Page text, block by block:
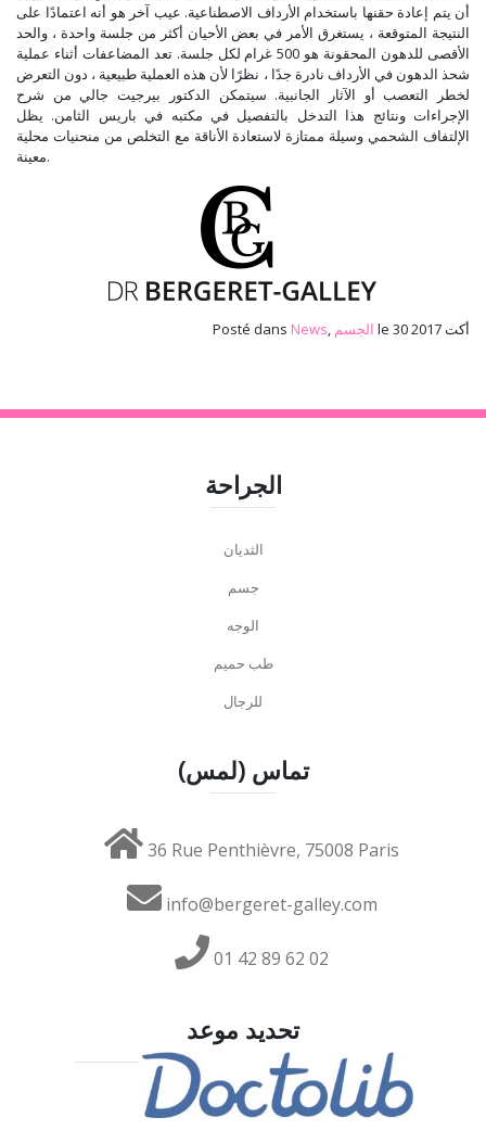
أن يتم إعادة حقنها باستخدام الأرداف الاصطناعية. عيب آخر هو أنه اعتمادًا على
النتيجة المتوقعة ، يستغرق الأمر في بعض الأحيان أكثر من جلسة واحدة ، والحد
الأقصى للدهون المحقونة هو 500 غرام لكل جلسة. تعد المضاعفات أثناء عملية
شحذ الدهون في الأرداف نادرة جدًا ، نظرًا لأن هذه العملية طبيعية ، دون التعرض
لخطر التعصب أو الآثار الجانبية. سيتمكن الدكتور بيرجيت جالي من شرح
الإجراءات ونتائج هذا التدخل بالتفصيل في مكتبه في باريس الثامن. يظل
الإلتفاف الشحمي وسيلة ممتازة لاستعادة الأناقة مع التخلص من منحنيات محلية
معينة.
Posté dans News, الجسم le 30 أكت 2017
الجراحة
الثديان
جسم
الوجه
طب حميم
للرجال
تماس (لمس)
36 Rue Penthièvre, 75008 Paris
info@bergeret-galley.com
01 42 89 62 02
تحديد موعد